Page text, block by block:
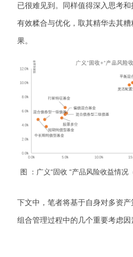
已很难见到。同样值得深入思考
有效糅合与优化，取其精华去其
果。
图 ：广义“固收 “产品风险收益情况
下文中，笔者将基于自身对多资
组合管理过程中的几个重要考虑因